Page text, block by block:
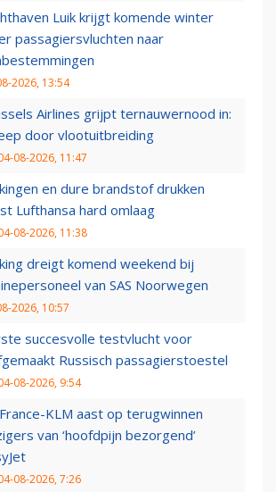
Luik krijgt komende winter
passagiersvluchten naar
2026, 13:54
Airlines grijpt ternauwernood in:
door vlootuitbreiding
08-2026, 11:47
en dure brandstof drukken
Lufthansa hard omlaag
08-2026, 11:38
dreigt komend weekend bij
van SAS Noorwegen
2026, 10:57
succesvolle testvlucht voor
Russisch passagierstoestel
08-2026, 9:54
KLM aast op terugwinnen
van ‘hoofdpijn bezorgend’
08-2026, 7:26